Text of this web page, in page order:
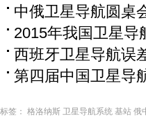
中俄卫星导航圆桌
2015年我国卫星导
西班牙卫星导航误
第四届中国卫星导
标签： 格洛纳斯 卫星导航系统 基站 俄